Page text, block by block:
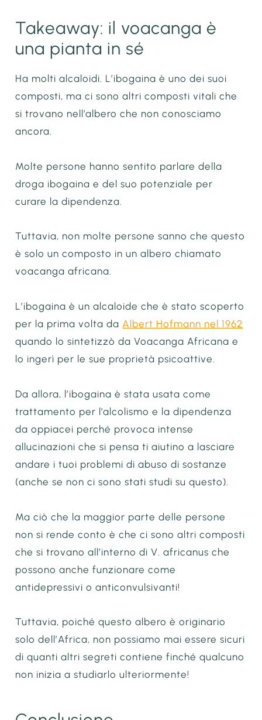
Takeaway: il voacanga è
una pianta in sé
Ha molti alcaloidi. L’ibogaina è uno dei suoi
composti, ma ci sono altri composti vitali che
si trovano nell’albero che non conosciamo
ancora.
Molte persone hanno sentito parlare della
droga ibogaina e del suo potenziale per
curare la dipendenza.
Tuttavia, non molte persone sanno che questo
è solo un composto in un albero chiamato
voacanga africana.
L’ibogaina è un alcaloide che è stato scoperto
per la prima volta daAlbert Hofmann nel 1962
quando lo sintetizzò da Voacanga Africana e
lo ingerì per le sue proprietà psicoattive.
Da allora, l’ibogaina è stata usata come
trattamento per l’alcolismo e la dipendenza
da oppiacei perché provoca intense
allucinazioni che si pensa ti aiutino a lasciare
andare i tuoi problemi di abuso di sostanze
(anche se non ci sono stati studi su questo).
Ma ciò che la maggior parte delle persone
non si rende conto è che ci sono altri composti
che si trovano all’interno di V. africanus che
possono anche funzionare come
antidepressivi o anticonvulsivanti!
Tuttavia, poiché questo albero è originario
solo dell’Africa, non possiamo mai essere sicuri
di quanti altri segreti contiene finché qualcuno
non inizia a studiarlo ulteriormente!